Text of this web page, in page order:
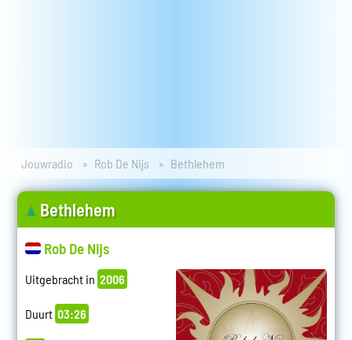
Jouwradio Rob De Nijs Bethlehem
Bethlehem
Rob De Nijs
Uitgebracht in 2006
Duurt 03:26